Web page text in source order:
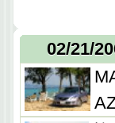
02/21/